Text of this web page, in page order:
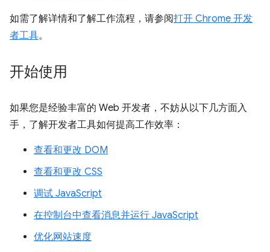
如需了解详情和了解工作流程，请参阅打开 Chrome 开发
者工具。
开始使用
如果您是经验丰富的 Web 开发者，不妨从以下几方面入
手，了解开发者工具如何提高工作效率：
查看和更改 DOM
查看和更改 CSS
调试 JavaScript
在控制台中查看消息并运行 JavaScript
优化网站速度